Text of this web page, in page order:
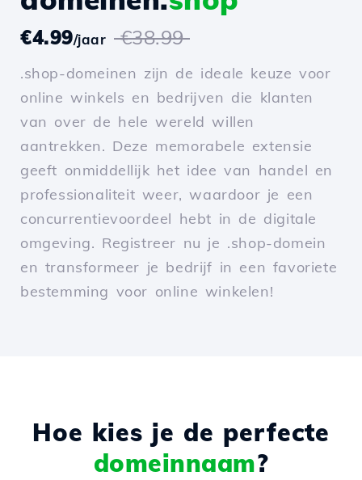
€4.99/jaar €38.99
.shop-domeinen zijn de ideale keuze voor
online winkels en bedrijven die klanten
van over de hele wereld willen
aantrekken. Deze memorabele extensie
geeft onmiddellijk het idee van handel en
professionaliteit weer, waardoor je een
concurrentievoordeel hebt in de digitale
omgeving. Registreer nu je .shop-domein
en transformeer je bedrijf in een favoriete
bestemming voor online winkelen!
Hoe kies je de perfecte
domeinnaam?